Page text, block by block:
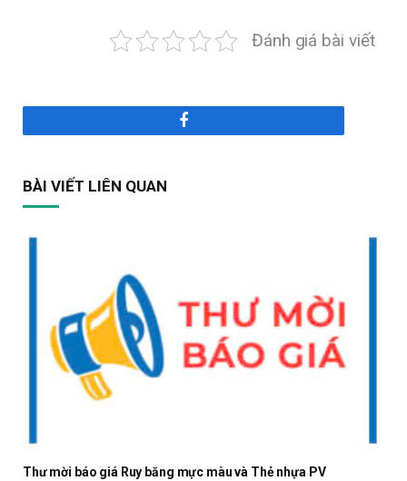
Đánh giá bài viết
Facebook
BÀI VIẾT LIÊN QUAN
Thư mời báo giá Ruy băng mực màu và Thẻ nhựa PV